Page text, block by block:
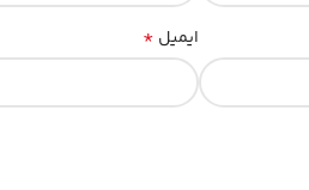
ایمیل *